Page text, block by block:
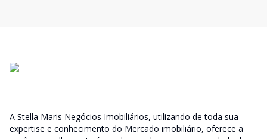
A Stella Maris Negócios Imobiliários, utilizando de toda sua
expertise e conhecimento do Mercado imobiliário, oferece a